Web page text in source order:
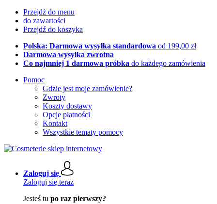
Przejdź do menu
do zawartości
Przejdź do koszyka
Polska: Darmowa wysyłka standardowa od 199,00 zł
Darmowa wysyłka zwrotna
Co najmniej 1 darmowa próbka do każdego zamówienia
Pomoc
Gdzie jest moje zamówienie?
Zwroty
Koszty dostawy
Opcje płatności
Kontakt
Wszystkie tematy pomocy
Zaloguj się
Zaloguj się teraz
Jesteś tu po raz pierwszy?